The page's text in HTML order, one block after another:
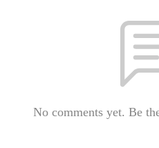
No comments yet. Be